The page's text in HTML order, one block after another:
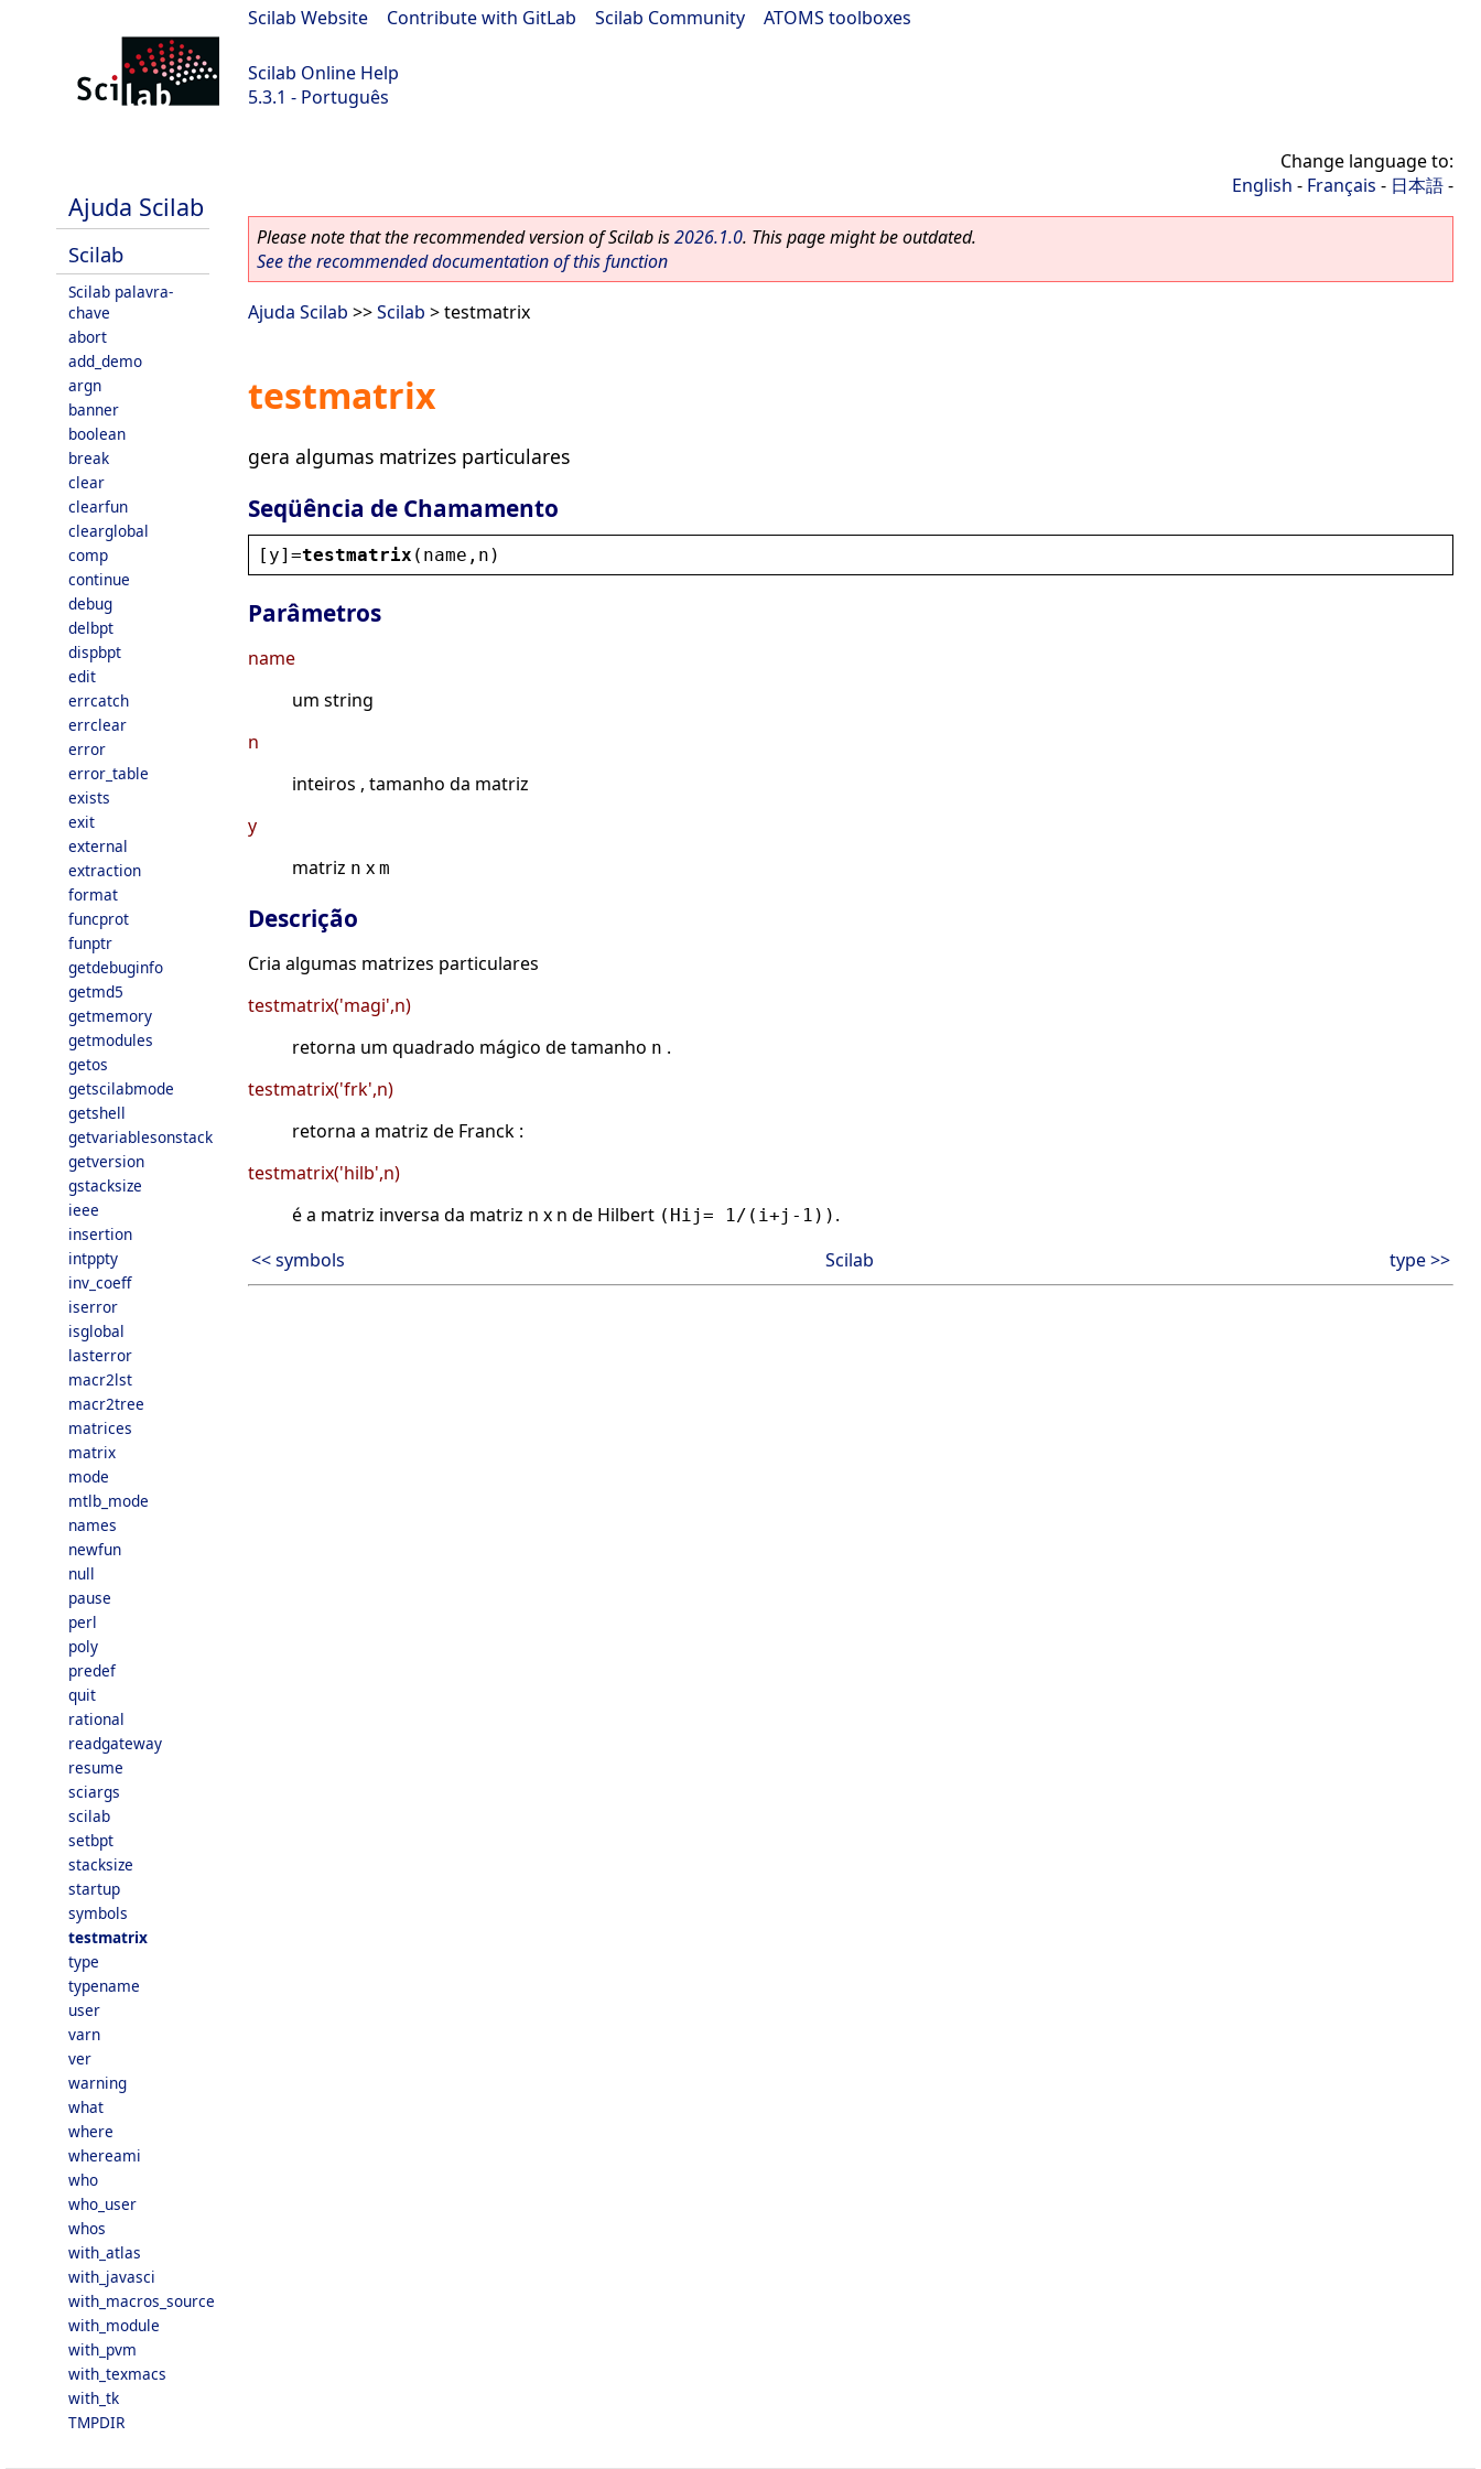
Scilab Website Contribute with GitLab Scilab Community ATOMS toolboxes
Scilab Online Help
5.3.1 - Português
Ajuda Scilab
Scilab
Scilab palavra-
chave
abort
add_demo
argn
banner
boolean
break
clear
clearfun
clearglobal
comp
continue
debug
delbpt
dispbpt
edit
errcatch
errclear
error
error_table
exists
exit
external
extraction
format
funcprot
funptr
getdebuginfo
getmd5
getmemory
getmodules
getos
getscilabmode
getshell
getvariablesonstack
getversion
gstacksize
ieee
insertion
intppty
inv_coeff
iserror
isglobal
lasterror
macr2lst
macr2tree
matrices
matrix
mode
mtlb_mode
names
newfun
null
pause
perl
poly
predef
quit
rational
readgateway
resume
sciargs
scilab
setbpt
stacksize
startup
symbols
testmatrix
type
typename
user
varn
ver
warning
what
where
whereami
who
who_user
whos
with_atlas
with_javasci
with_macros_source
with_module
with_pvm
with_texmacs
with_tk
TMPDIR
Change language to:
English - Français - 日本語-
Please note that the recommended version of Scilab is2026.1.0. This page might be outdated.
See the recommended documentation of this function
Ajuda Scilab >>Scilab > testmatrix
testmatrix
gera algumas matrizes particulares
Seqüência de Chamamento
[ y]=testmatrix ( name , n )
Parâmetros
name
um string
n
inteiros , tamanho da matriz
y
matriz n x m
Descrição
Cria algumas matrizes particulares
testmatrix('magi',n)
retorna um quadrado mágico de tamanho n .
testmatrix('frk',n)
retorna a matriz de Franck :
testmatrix('hilb',n)
é a matriz inversa da matriz n x n de Hilbert (Hij= 1/(i+j-1)) .
<< symbols
Scilab type >>